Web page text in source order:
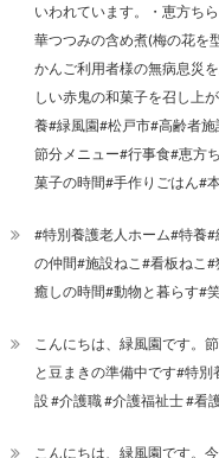
いわれています。・恵方ち
華つつみの含め煮(梅の花を
かんご利用者様の無病息災
しい赤鬼の和菓子を召し上
養#緑風園#松戸市#高齢者
節分メニュー#行事食#恵方
菓子の時間#手作りごはん#
#特別養護老人ホーム#特養
の仲間#施設ねこ#看板ねこ
癒しの時間#動物と暮らす#
こんにちは、緑風園です。
と豆まきの準備中です#特
設 #介護職 #介護福祉士 #看
こんにちは、緑風園です。